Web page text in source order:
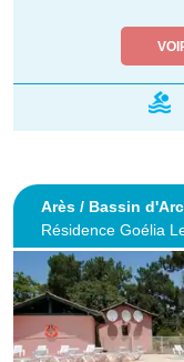
Arès / Bassin
Résidence Goélia